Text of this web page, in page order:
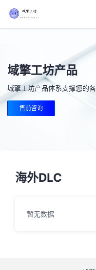
域擎工坊产品
域擎工坊产品体系支撑您的
售前咨询
海外DLC
暂无数据